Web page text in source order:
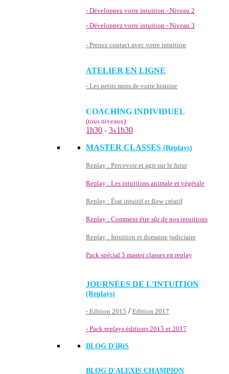
- Développez votre intuition - Niveau 2
- Développez votre intuition - Niveau 3
- Prenez contact avec votre intuition
ATELIER EN LIGNE
- Les petits mots de votre histoire
COACHING INDIVIDUEL
(tous niveaux)
1h30 - 3x1h30
MASTER CLASSES (Replays)
Replay : Percevoir et agir sur le futur
Replay : Les intuitions animale et végétale
Replay : État intuitif et flow créatif
Replay : Comment être sûr de nos intuitions
Replay : Intuition et domaine judiciaire
Pack spécial 5 master classes en replay
JOURNÉES DE L'INTUITION
(Replays)
- Edition 2015 / Edition 2017
- Pack replays éditions 2015 et 2017
BLOG D'iRiS
BLOG D'ALEXIS CHAMPION